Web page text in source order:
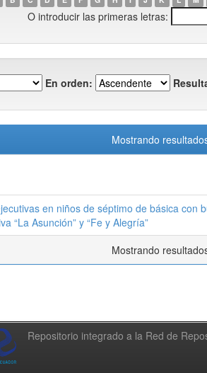
O introducir las primeras letras:
En orden:
Mostrando
en niños de séptimo de básica con
“La Asunción” y “Fe y Alegría”
Mostrando
Repositorio integrado a la Red de